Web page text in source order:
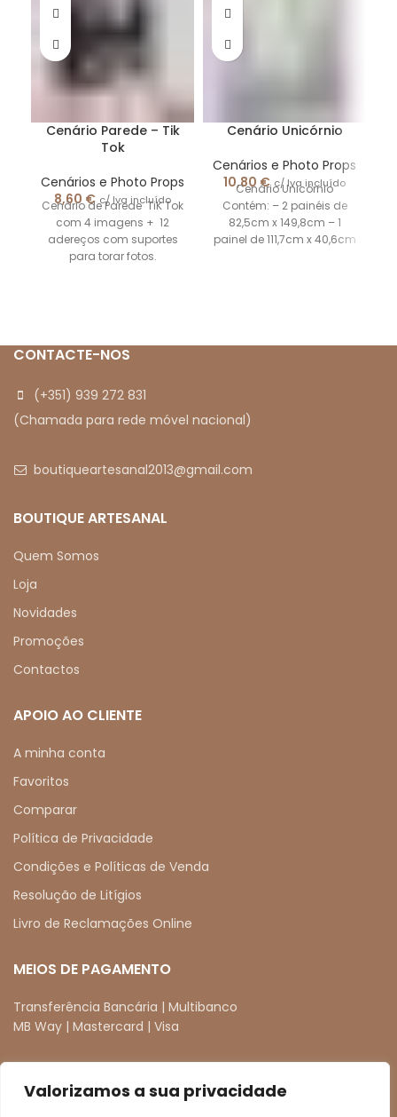
Valorizamos a sua privacidade
Cenário Parede – Tik
Tok
Cenários e Photo Props
8,60 € c/ Iva incluído
Cenário de Parede TiK Tok
com 4 imagens + 12
adereços com suportes
para torar fotos.
Cenário Unicórnio
Cenários e Photo Props
10,80 € c/ Iva incluído
Cenário Unicórnio
Contém: – 2 painéis de
82,5cm x 149,8cm – 1
painel de 111,7cm x 40,6cm
CONTACTE-NOS
(+351) 939 272 831
(Chamada para rede móvel nacional)
boutiqueartesanal2013@gmail.com
BOUTIQUE ARTESANAL
Quem Somos
Loja
Novidades
Promoções
Contactos
APOIO AO CLIENTE
A minha conta
Favoritos
Comparar
Política de Privacidade
Condições e Políticas de Venda
Resolução de Litígios
Livro de Reclamações Online
MEIOS DE PAGAMENTO
Transferência Bancária | Multibanco
MB Way | Mastercard | Visa
REDES SOCIAIS